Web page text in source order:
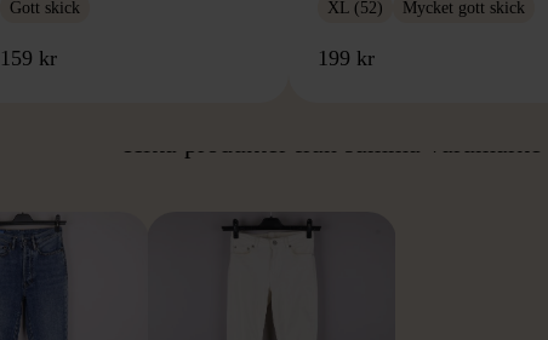
Gott skick
159 kr
XL (52) Mycket gott skick
199 kr
Hitta produkter från samma varumärke